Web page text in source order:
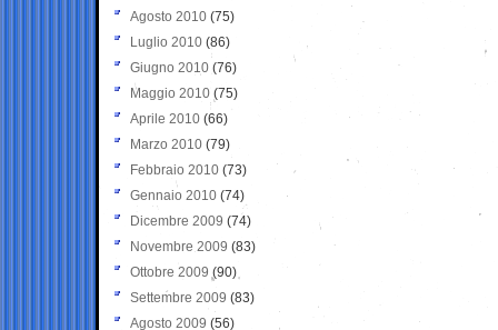
Agosto 2010 (75)
Luglio 2010 (86)
Giugno 2010 (76)
Maggio 2010 (75)
Aprile 2010 (66)
Marzo 2010 (79)
Febbraio 2010 (73)
Gennaio 2010 (74)
Dicembre 2009 (74)
Novembre 2009 (83)
Ottobre 2009 (90)
Settembre 2009 (83)
Agosto 2009 (56)